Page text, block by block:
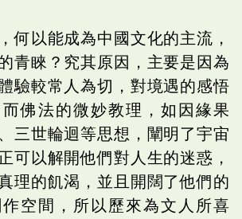
何以能成為中國文化的主流，
青睞？究其原因，主要是因為
驗較常人為切，對境遇的感悟
佛法的微妙教理，如因緣果
三世輪迴等思想，闡明了宇宙
可以解開他們對人生的迷惑，
理的飢渴，並且開闊了他們的
空間，所以歷來為文人所喜